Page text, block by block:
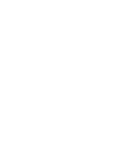
u dětí